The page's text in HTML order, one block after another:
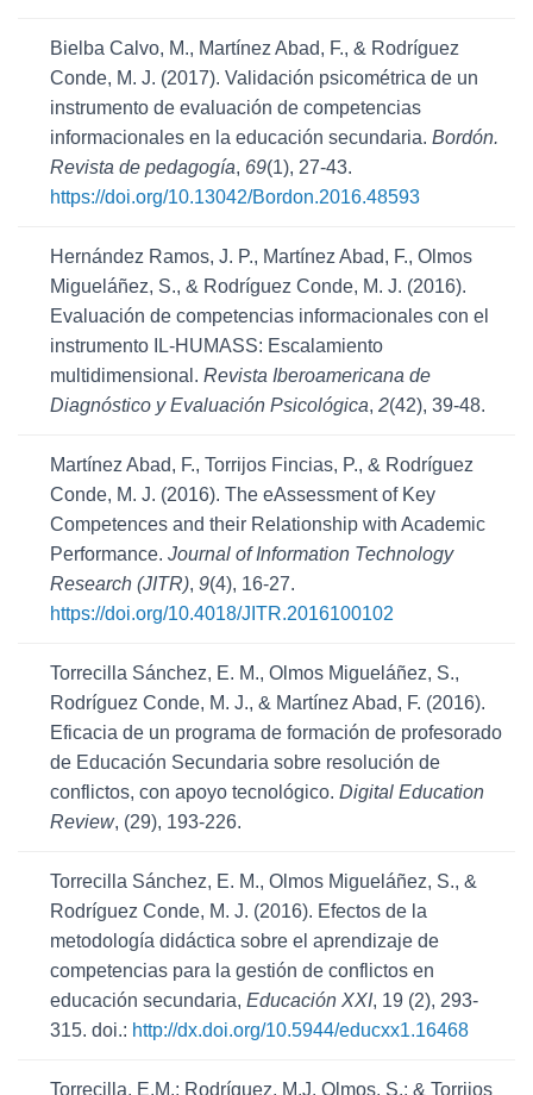
Bielba Calvo, M., Martínez Abad, F., & Rodríguez
Conde, M. J. (2017). Validación psicométrica de un
instrumento de evaluación de competencias
informacionales en la educación secundaria. Bordón.
Revista de pedagogía, 69(1), 27-43.
https://doi.org/10.13042/Bordon.2016.48593
Hernández Ramos, J. P., Martínez Abad, F., Olmos
Migueláñez, S., & Rodríguez Conde, M. J. (2016).
Evaluación de competencias informacionales con el
instrumento IL-HUMASS: Escalamiento
multidimensional. Revista Iberoamericana de
Diagnóstico y Evaluación Psicológica, 2(42), 39-48.
Martínez Abad, F., Torrijos Fincias, P., & Rodríguez
Conde, M. J. (2016). The eAssessment of Key
Competences and their Relationship with Academic
Performance. Journal of Information Technology
Research (JITR), 9(4), 16-27.
https://doi.org/10.4018/JITR.2016100102
Torrecilla Sánchez, E. M., Olmos Migueláñez, S.,
Rodríguez Conde, M. J., & Martínez Abad, F. (2016).
Eficacia de un programa de formación de profesorado
de Educación Secundaria sobre resolución de
conflictos, con apoyo tecnológico. Digital Education
Review, (29), 193-226.
Torrecilla Sánchez, E. M., Olmos Migueláñez, S., &
Rodríguez Conde, M. J. (2016). Efectos de la
metodología didáctica sobre el aprendizaje de
competencias para la gestión de conflictos en
educación secundaria, Educación XXI, 19 (2), 293-
315. doi.: http://dx.doi.org/10.5944/educxx1.16468
Torrecilla, E.M.; Rodríguez, M.J. Olmos, S.; & Torrijos